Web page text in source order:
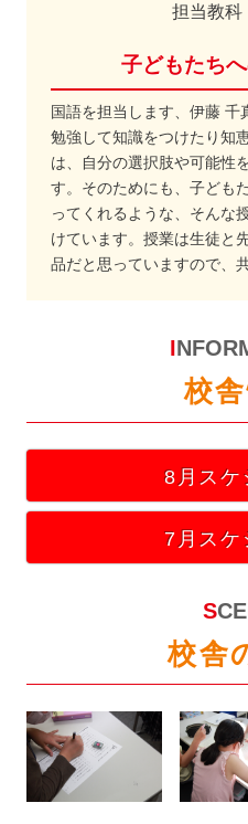
担当教
子どもたち
国語を担当します、伊藤 千
勉強して知識をつけたり知
は、自分の選択肢や可能性
す。そのためにも、子ども
ってくれるような、そんな
けています。授業は生徒と
品だと思っていますので、
校
8月スケ
7月スケ
校舎